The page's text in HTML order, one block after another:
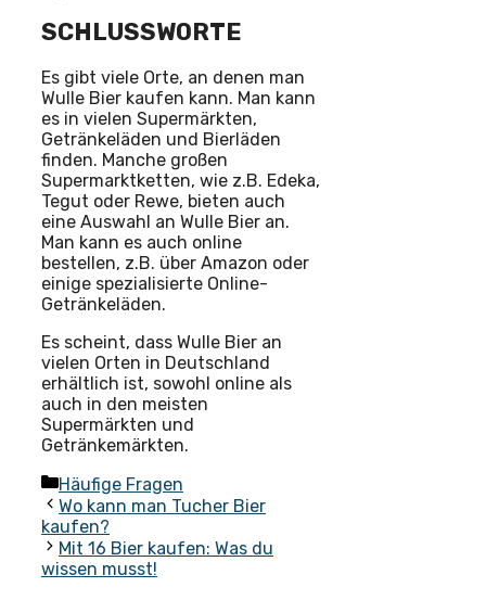
SCHLUSSWORTE
Es gibt viele Orte, an denen man
Wulle Bier kaufen kann. Man kann
es in vielen Supermärkten,
Getränkeläden und Bierläden
finden. Manche großen
Supermarktketten, wie z.B. Edeka,
Tegut oder Rewe, bieten auch
eine Auswahl an Wulle Bier an.
Man kann es auch online
bestellen, z.B. über Amazon oder
einige spezialisierte Online-
Getränkeläden.
Es scheint, dass Wulle Bier an
vielen Orten in Deutschland
erhältlich ist, sowohl online als
auch in den meisten
Supermärkten und
Getränkemärkten.
Kategorien
Häufige Fragen
Wo kann man Tucher Bier
kaufen?
Mit 16 Bier kaufen: Was du
wissen musst!